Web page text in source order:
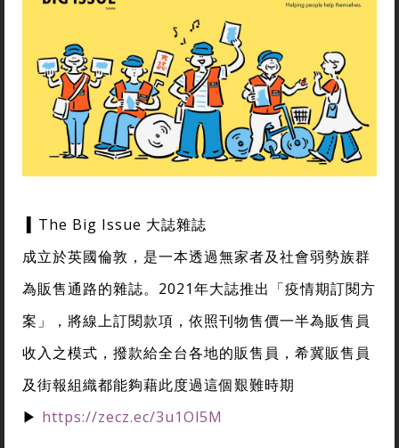
▍The Big Issue 大誌雜誌
成立於英國倫敦，是一本透過無家者及社會弱勢族群
為販售通路的雜誌。2021年大誌推出「疫情期訂閱方
案」，將線上訂閱款項，依照刊物售價一半為販售員
收入之模式，撥款給全台各地的販售員，希冀販售員
及街報組織都能夠藉此度過這個艱難時期
▶ https://zecz.ec/3u1Ol5M